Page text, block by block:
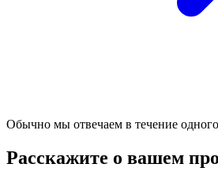
Обычно мы отвечаем в течение
Расскажите о вашем